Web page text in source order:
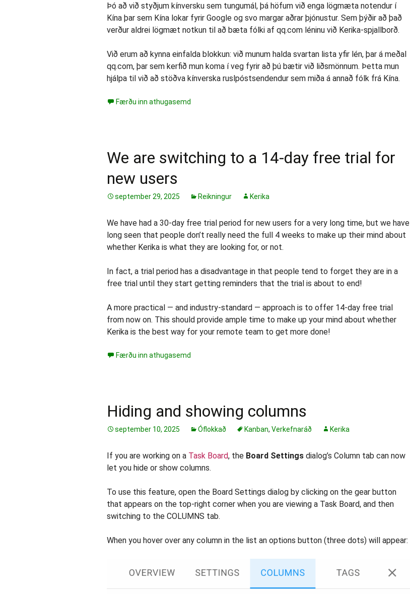
Þó að við styðjum kínversku sem tungumál, þá höfum við enga lögmæta notendur í
Kína þar sem Kína lokar fyrir Google og svo margar aðrar þjónustur. Sem þýðir að það
verður aldrei lögmæt notkun til að bæta fólki af qq.com léninu við Kerika-spjallborð.
Við erum að kynna einfalda blokkun: við munum halda svartan lista yfir lén, þar á meðal
qq.com, þar sem kerfið mun koma í veg fyrir að þú bætir við liðsmönnum. Þetta mun
hjálpa til við að stöðva kínverska ruslpóstsendendur sem miða á annað fólk frá Kína.
Færðu inn athugasemd
We are switching to a 14-day free trial for
new users
september 29, 2025 Reikningur Kerika
We have had a 30-day free trial period for new users for a very long time, but we have
long seen that people don’t really need the full 4 weeks to make up their mind about
whether Kerika is what they are looking for, or not.
In fact, a trial period has a disadvantage in that people tend to forget they are in a
free trial until they start getting reminders that the trial is about to end!
A more practical — and industry-standard — approach is to offer 14-day free trial
from now on. This should provide ample time to make up your mind about whether
Kerika is the best way for your remote team to get more done!
Færðu inn athugasemd
Hiding and showing columns
september 10, 2025 Óflokkað Kanban, Verkefnaráð Kerika
If you are working on a Task Board, the Board Settings dialog’s Column tab can now
let you hide or show columns.
To use this feature, open the Board Settings dialog by clicking on the gear button
that appears on the top-right corner when you are viewing a Task Board, and then
switching to the COLUMNS tab.
When you hover over any column in the list an options button (three dots) will appear: